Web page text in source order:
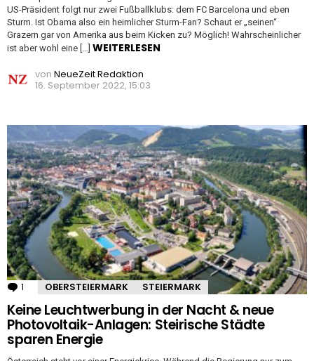
US-Präsident folgt nur zwei Fußballklubs: dem FC Barcelona und eben
Sturm. Ist Obama also ein heimlicher Sturm-Fan? Schaut er „seinen“
Grazern gar von Amerika aus beim Kicken zu? Möglich! Wahrscheinlicher
ist aber wohl eine […] WEITERLESEN
von NeueZeit Redaktion
16. September 2022, 15:03
1 Kommentar
OBERSTEIERMARK STEIERMARK
Keine Leuchtwerbung in der Nacht & neue
Photovoltaik-Anlagen: Steirische Städte
sparen Energie